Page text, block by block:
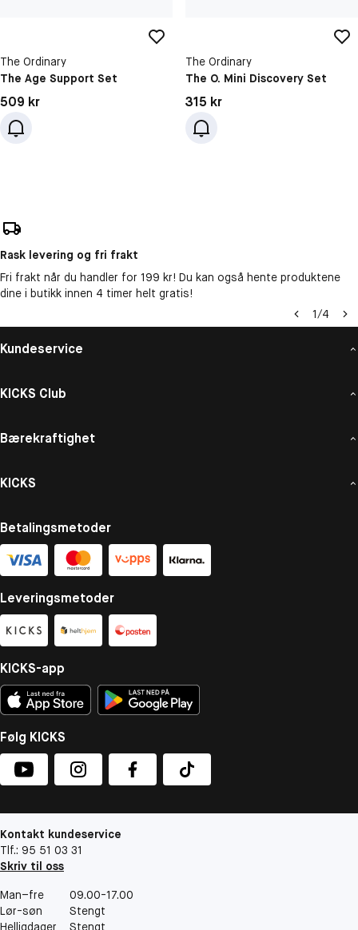
The Ordinary
The Age Support Set
Pris: 509 kr
509 kr
The Ordinary
The O. Mini Discovery Set
Pris: 315 kr
315 kr
Rask levering og fri frakt
Fri frakt når du handler for 199 kr! Du kan også hente produktene
dine i butikk innen 4 timer helt gratis!
1/4
Kundeservice
KICKS Club
Bærekraftighet
KICKS
Betalingsmetoder
Leveringsmetoder
KICKS-app
Følg KICKS
Kontakt kundeservice
Tlf.: 95 51 03 31
Skriv til oss
Man–fre
09.00-17.00
Lør-søn
Stengt
Helligdager
Stengt